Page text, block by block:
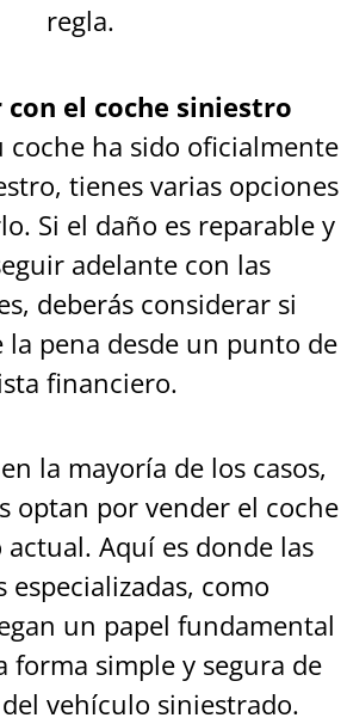
regla.
con el coche siniestro
coche ha sido oficialmente
tienes varias opciones
Si el daño es reparable y
adelante con las
deberás considerar si
la pena desde un punto de
financiero.
la mayoría de los casos,
optan por vender el coche
actual. Aquí es donde las
especializadas, como
un papel fundamental
forma simple y segura de
vehículo siniestrado.